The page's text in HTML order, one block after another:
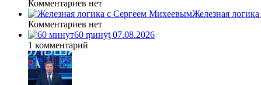
Комментариев нет
Железная
Комментариев нет
60 ṃинẏƫ 07.08.2026
1 комментарий